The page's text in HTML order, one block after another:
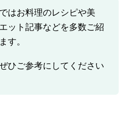
はお料理のレシピや美
ット記事などを多数ご紹
す。
ひご参考にしてください